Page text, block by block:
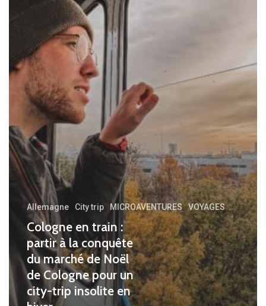
marché
de
Noël
Cologne
pour
un
city-
trip
insolite
hiver
Allemagne City trip MICROAVENTURES VOYAGES
Cologne en train :
partir à la conquête
du marché de Noël
de Cologne pour un
city-trip insolite en